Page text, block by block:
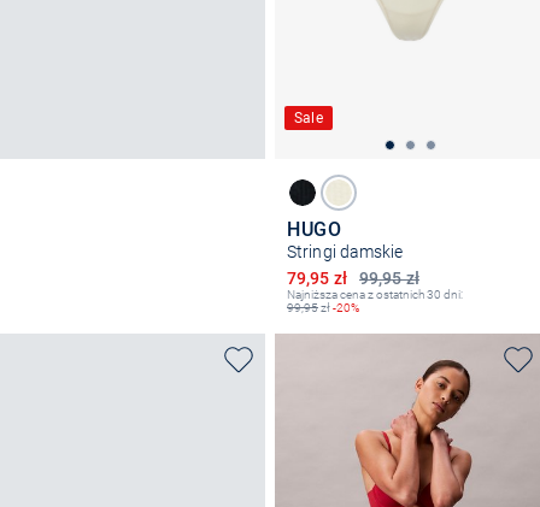
Sale
HUGO
Stringi damskie
99,95 zł
Obniżona cena
79,95 zł
Najniższa cena z ostatnich 30 dni:
99,95zł-20%